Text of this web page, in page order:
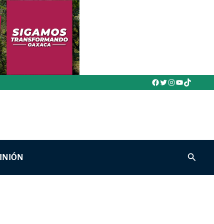
Facebook
Twitter
Instagram
YouTube
TikTok
Buscar